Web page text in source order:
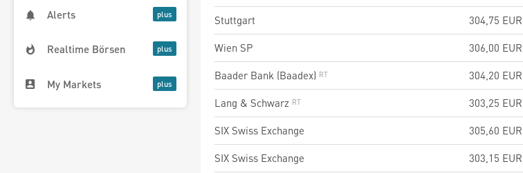
Alerts
Realtime Börsen
My Markets
Stuttgart
304,75 EUR
Wien SP
306,00 EUR
Baader Bank (Baadex)
304,20 EUR
Lang & Schwarz
303,25 EUR
SIX Swiss Exchange
305,60 EUR
SIX Swiss Exchange
303,15 EUR